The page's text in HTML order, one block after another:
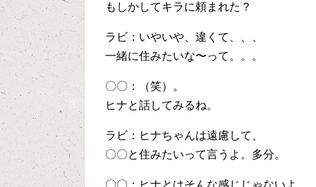
もしかしてキラに頼まれた？
ラビ：いやいや、違くて、、、
一緒に住みたいな〜って。。。
〇〇：（笑）。
ヒナと話してみるね。
ラビ：ヒナちゃんは遠慮して、
〇〇と住みたいって言うよ。多分。
〇〇：ヒナとはそんな感じじゃないよ。